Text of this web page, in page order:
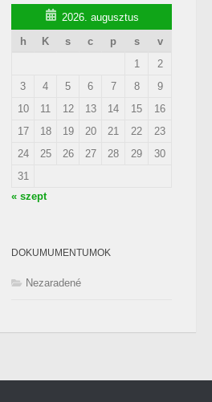
2026. augusztus
h
K s c p s
v
1
2
3
4 5 6 7 8
9
10
11 12 13 14 15
16
17
18 19 20 21 22
23
24
25 26 27 28 29
30
31
« szept
DOKUMUMENTUMOK
Nezaradené